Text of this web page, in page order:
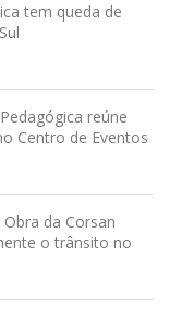
tem queda de
reúne
Centro de Eventos
Obra da Corsan
o trânsito no